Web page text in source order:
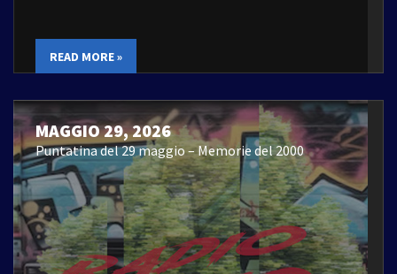
READ MORE »
MAGGIO 29, 2026
Puntatina del 29 maggio – Memorie del 2000